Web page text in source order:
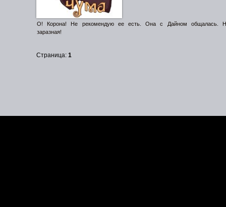
О! Корона! Не рекомендую ее есть. Она с Дайном общалась.
заразная!
Страница:1